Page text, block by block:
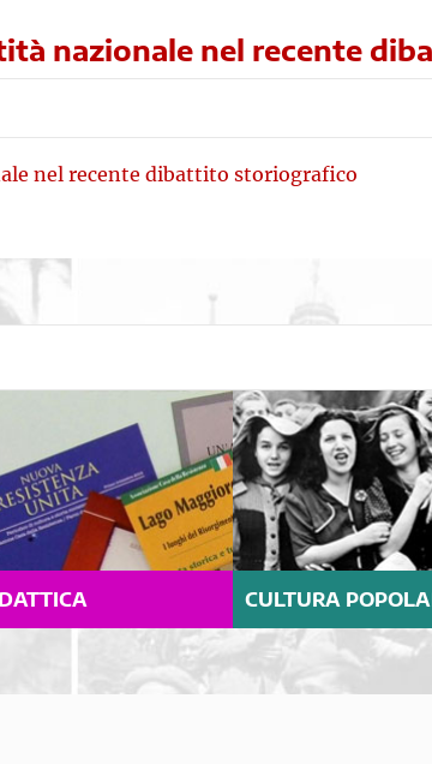
nazionale nel recente
nel recente dibattito storiografico
CULTURA